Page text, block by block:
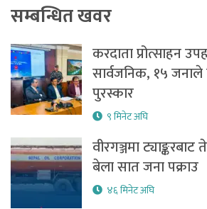
सम्बन्धित खवर
करदाता प्रोत्साहन
सार्वजनिक, १५
पुरस्कार
९ मिनेट अघि
वीरगञ्जमा
बेला सात जना पक्राउ
४६ मिनेट अघि